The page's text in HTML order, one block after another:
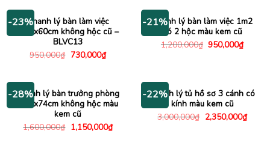
550,000₫.
-23%Thanh lý bàn làm việc
1m2x60cm không hộc cũ –
BLVC13
950,000₫ Giá
730,000₫Giá
hiện
730,000₫.
-21%
Thanh lý bàn làm việc 1m2
có 2 hộc màu kem cũ
1,200,000₫ Giá
950,000₫Giá
hiện
-28%
Thanh lý bàn trưởng phòng
1m6x74cm không hộc màu
kem cũ
1,600,000₫ Giá
gốc
1,150,000₫Giá
hiện
-22%
Thanh lý tủ hồ sơ 3 cánh có
kính màu kem cũ
3,000,000₫ Giá
gốc
2,350,000₫Giá
hiện